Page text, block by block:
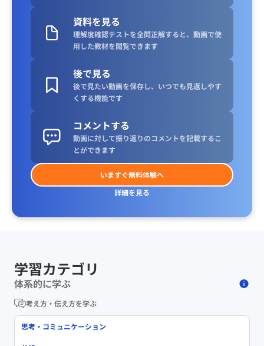
資料を見る
理解度確認テストを全問正解すると、動画で使
用した教材を閲覧できます
後で見る
後で見たい動画を保存し、いつでも見返しやす
くする機能です
コメントする
動画に対して振り返りのコメントを記載するこ
とができます
いますぐ無料体験へ
詳細を見る
学習カテゴリ
体系的に学ぶ
考え方・伝え方を学ぶ
思考・コミュニケーション